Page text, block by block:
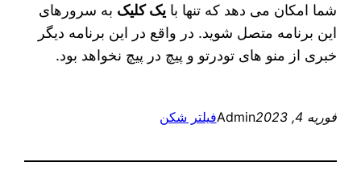
شما امکان می دهد که تنها بایک کلیک به سرورهای
این برنامه متصل شوید. در واقع در این برنامه دیگر
خبری از منو های تودرتو و پیچ در پیچ نخواهد بود.
فوریه 4, 2023 Adminفیلتر شکن